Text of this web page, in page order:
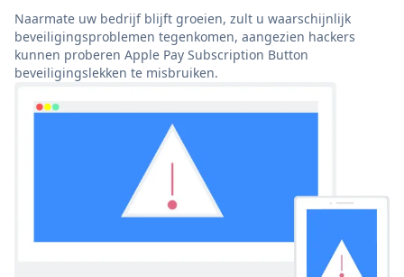
Naarmate uw bedrijf blijft groeien, zult u waarschijnlijk
beveiligingsproblemen tegenkomen, aangezien hackers
kunnen proberen Apple Pay Subscription Button
beveiligingslekken te misbruiken.